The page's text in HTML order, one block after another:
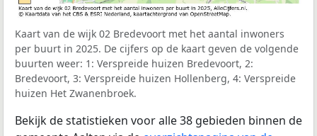
Kaart van de wijk 02 Bredevoort met het aantal inwoners
per buurt in 2025. De cijfers op de kaart geven de volgende
buurten weer: 1: Verspreide huizen Bredevoort, 2:
Bredevoort, 3: Verspreide huizen Hollenberg, 4: Verspreide
huizen Het Zwanenbroek.
Bekijk de statistieken voor alle 38 gebieden binnen de